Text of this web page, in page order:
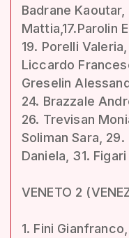
Badrane Kaoutar,
Mattia,17.Parolin
19. Porelli
Liccardo
Greselin
24. Brazzale
26. Trevisan
Soliman Sara,
Daniela, 31.
VENETO 2
1. Fini